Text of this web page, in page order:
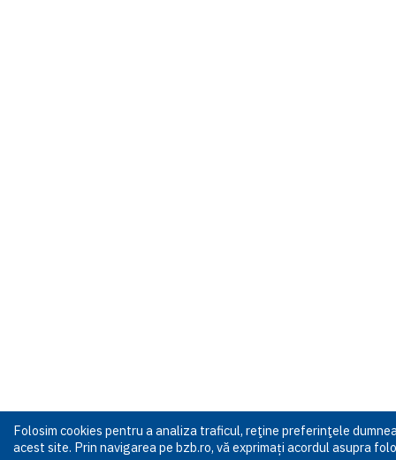
Folosim cookies pentru a analiza traficul, reţine preferinţele
acest site. Prin navigarea pe bzb.ro, vă exprimați acordul asupra